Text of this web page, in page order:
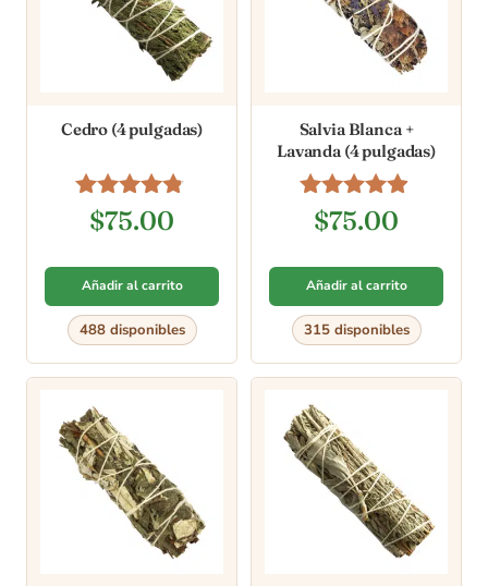
Cedro (4 pulgadas)
Valorado
en
de 5
$75.00
Añadir al carrito
488 disponibles
Salvia Blanca +
Lavanda (4 pulgadas)
Valorado en
4.75
$75.00
Añadir al carrito
315 disponibles